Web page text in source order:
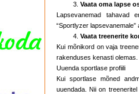
Vaata oma lapse
Lapsevanemad tahavad
“Sportlyzer
Vaata treenerite
Kui mõnikord on vaja
rakenduses kenasti olemas.
Uuenda sportlase profiili
Kui sportlase mõned
uuendada. Nii on